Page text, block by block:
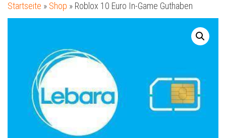
Startseite » Shop » Roblox 10 Euro In-Game Guthaben